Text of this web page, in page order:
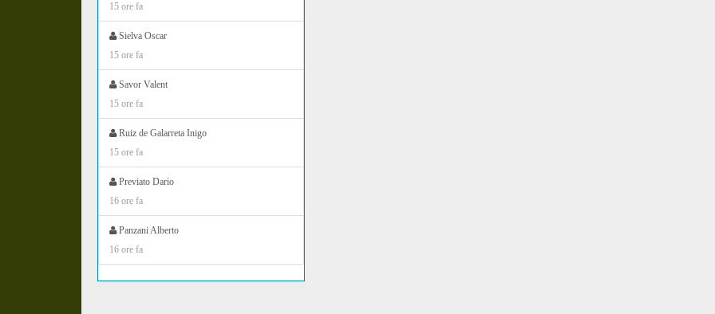
15 ore fa
Sielva Oscar
15 ore fa
Savor Valent
15 ore fa
Ruiz de Galarreta Inigo
15 ore fa
Previato Dario
16 ore fa
Panzani Alberto
16 ore fa